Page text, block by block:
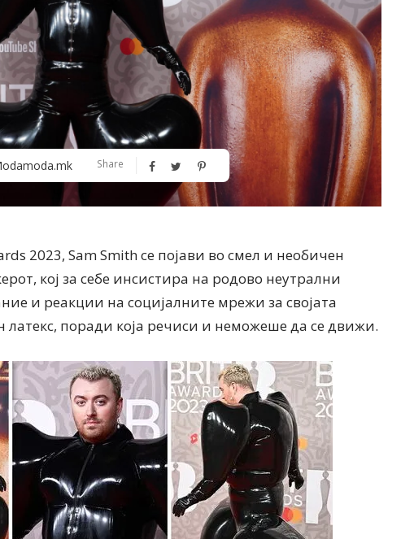
Share
2023, Ѕam Smith се појави во смел и необичен
кој за себе инсистира на родово неутрални
и реакции на социјалните мрежи за својата
латекс, поради која речиси и неможеше да се движи.
Алшар – модна ревија на Expo
30
Филигрански обетки
Дваесет одговори од Милена
Антовска за МодаМода
Дваесет одговори за
МодаМода со Александар
Ристовски Принц